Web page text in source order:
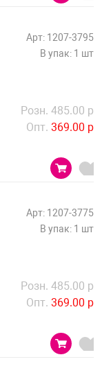
Арт: 1207-3795
В упак: 1 шт
Розн. 485.00 р
Опт. 369.00 р
Арт: 1207-3775
В упак: 1 шт
Розн. 485.00 р
Опт. 369.00 р